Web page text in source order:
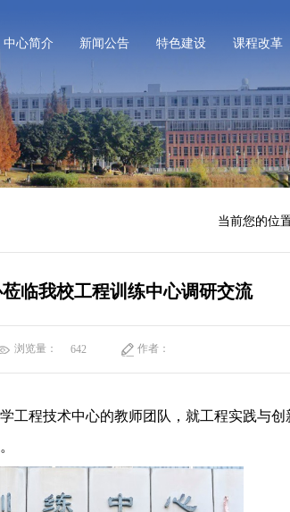
中心简介 新闻公告 特色建设 课程改革
当前您的位
临我校工程训练中心调研交流
浏览量： 642 作者：
工程技术中心的教师团队，就工程实践与